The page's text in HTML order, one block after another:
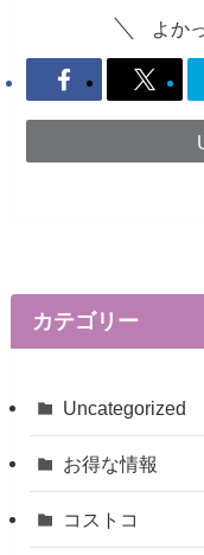
よか
カテゴリー
Uncategorized
お得な情報
コストコ